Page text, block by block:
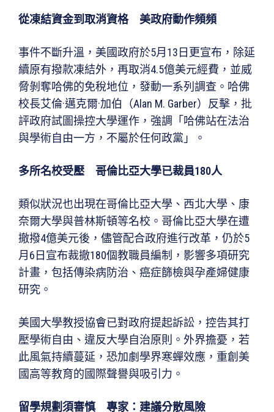
從凍結資金到取消資格 美政府動作頻頻
事件不斷升溫，美國政府於5月13日更宣布，除延
續原有撥款凍結外，再取消4.5億美元經費，並威
脅剝奪哈佛的免稅地位，發動一系列調查。哈佛
校長艾倫·邁克爾·加伯（Alan M. Garber）反擊，批
評政府試圖操控大學運作，強調「哈佛站在法治
與學術自由一方，不屬於任何政黨」。
多所名校受壓 哥倫比亞大學已裁員180人
類似狀況也出現在哥倫比亞大學、西北大學、康
奈爾大學與普林斯頓等名校。哥倫比亞大學在遭
撤撥4億美元後，儘管配合政府進行改革，仍於5
月6日宣布裁撤180個教職員編制，影響多項研究
計畫，包括傳染病防治、癌症篩檢與孕產婦健康
研究。
美國大學教授協會已對政府提起訴訟，控告其打
壓學術自由、違反大學自治原則。外界擔憂，若
此風氣持續蔓延，恐加劇學界寒蟬效應，重創美
國高等教育的國際聲譽與吸引力。
留學規劃須審慎 專家：建議分散風險